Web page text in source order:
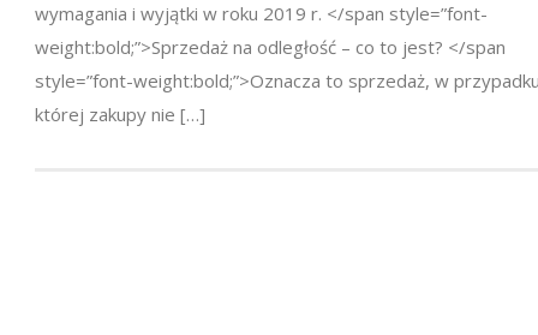
wymagania i wyjątki w roku 2019 r. </span style=”font-
weight:bold;”>Sprzedaż na odległość – co to jest? </span
style=”font-weight:bold;”>Oznacza to sprzedaż, w
której zakupy nie […]